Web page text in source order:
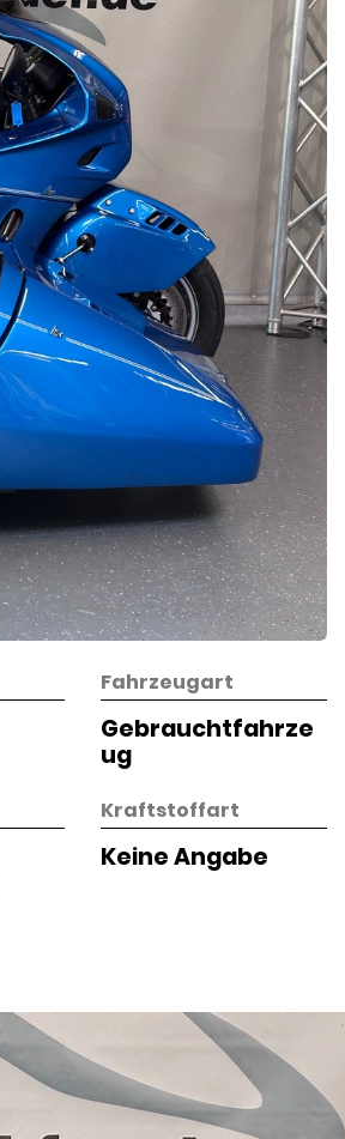
Fahrzeugart
Gebrauchtfahrze
ug
Kraftstoffart
Keine Angabe